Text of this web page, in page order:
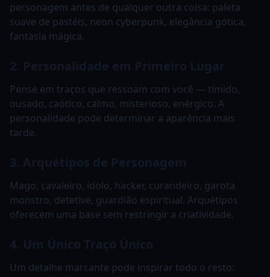
personagem antes de qualquer outra coisa: paleta
suave de pastéis, neon cyberpunk, elegância gótica,
fantasia mágica.
2. Personalidade em Primeiro Lugar
Pense em traços que ressoam com você — tímido,
ousado, caótico, calmo, misterioso, enérgico. A
personalidade pode determinar a aparência mais
tarde.
3. Arquétipos de Personagem
Mago, cavaleiro, ídolo, hacker, curandeiro, garota
monstro, detetive, guardião espiritual. Arquétipos
oferecem uma base sem restringir a criatividade.
4. Um Único Traço Único
Um detalhe marcante pode inspirar todo o resto: